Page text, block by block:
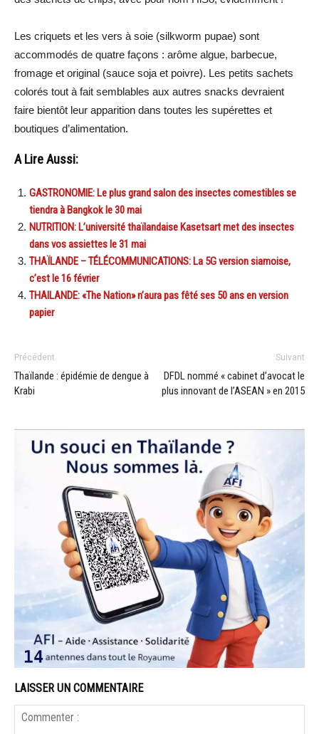
Les criquets et les vers à soie (silkworm pupae) sont
accommodés de quatre façons : arôme algue, barbecue,
fromage et original (sauce soja et poivre). Les petits sachets
colorés tout à fait semblables aux autres snacks devraient
faire bientôt leur apparition dans toutes les supérettes et
boutiques d’alimentation.
A Lire Aussi:
GASTRONOMIE: Le plus grand salon des insectes comestibles se
tiendra à Bangkok le 30 mai
NUTRITION: L’université thaïlandaise Kasetsart met des insectes
dans vos assiettes le 31 mai
THAÏLANDE – TÉLÉCOMMUNICATIONS: La 5G version siamoise,
c’est le 16 février
THAILANDE: «The Nation» n’aura pas fêté ses 50 ans en version
papier
Précédent
Thaïlande : épidémie de dengue à
Krabi
Suivant
DFDL nommé « cabinet d’avocat le
plus innovant de l’ASEAN » en 2015
LAISSER UN COMMENTAIRE